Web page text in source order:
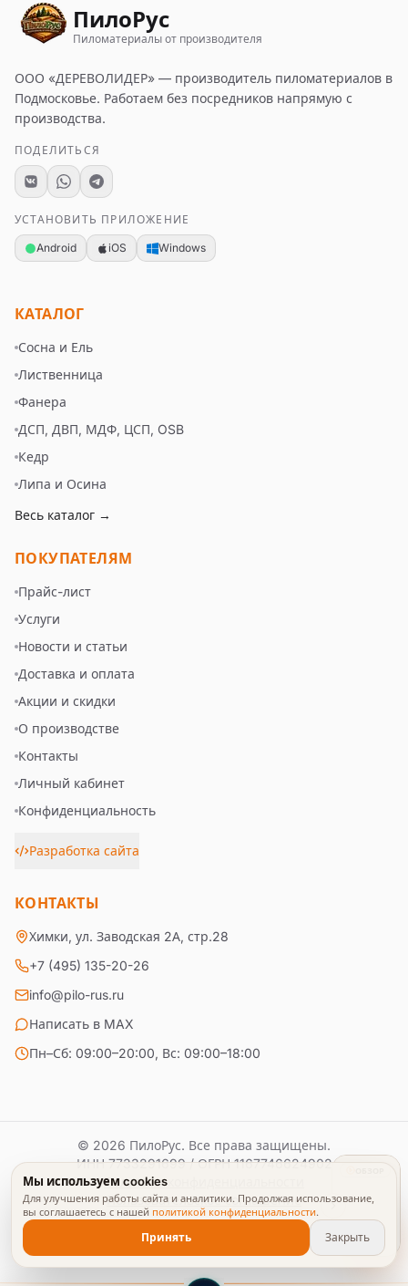
ПилоРус
Пиломатериалы от производителя
ООО «ДЕРЕВОЛИДЕР» — производитель пиломатериалов в
Подмосковье. Работаем без посредников напрямую с
производства.
ПОДЕЛИТЬСЯ
УСТАНОВИТЬ ПРИЛОЖЕНИЕ
Android iOS Windows
КАТАЛОГ
Сосна и Ель
Лиственница
Фанера
ДСП, ДВП, МДФ, ЦСП, OSB
Кедр
Липа и Осина
Весь каталог →
ПОКУПАТЕЛЯМ
Прайс-лист
Услуги
Новости и статьи
Доставка и оплата
Акции и скидки
О производстве
Контакты
Личный кабинет
Конфиденциальность
Разработка сайта
КОНТАКТЫ
Химки, ул. Заводская 2А, стр.28
+7 (495) 135-20-26
info@pilo-rus.ru
Написать в MAX
Пн–Сб: 09:00–20:00, Вс: 09:00–18:00
© 2026 ПилоРус. Все права защищены.
ИНН7733291699/ ОГРН1167746624902
Политика конфиденциальности
Пользовательское соглашение
Мы используем cookies
Для улучшения работы сайта и аналитики. Продолжая использование,
вы соглашаетесь с нашей политикой конфиденциальности.
Принять Закрыть